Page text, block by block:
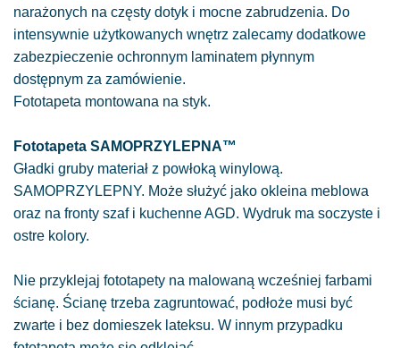
narażonych na częsty dotyk i mocne zabrudzenia. Do
intensywnie użytkowanych wnętrz zalecamy dodatkowe
zabezpieczenie ochronnym laminatem płynnym
dostępnym za zamówienie.
Fototapeta montowana na styk.
Fototapeta SAMOPRZYLEPNA™
Gładki gruby materiał z powłoką winylową.
SAMOPRZYLEPNY. Może służyć jako okleina meblowa
oraz na fronty szaf i kuchenne AGD. Wydruk ma soczyste i
ostre kolory.
Nie przyklejaj fototapety na malowaną wcześniej farbami
ścianę. Ścianę trzeba zagruntować, podłoże musi być
zwarte i bez domieszek lateksu. W innym przypadku